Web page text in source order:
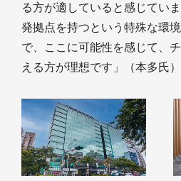
る方が適していると感じてい
発拠点を持つという特殊な環
で、ここに可能性を感じて、
える方が理想です」（本多氏）